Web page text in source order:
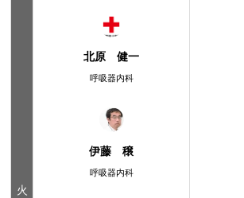
火
北原 健一
呼吸器内科
伊藤 穣
呼吸器内科